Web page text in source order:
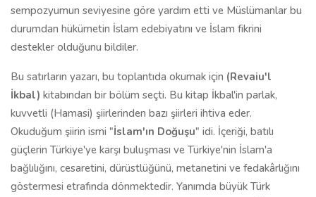
sempozyumun seviyesine göre yardım etti ve Müslümanlar bu
durumdan hükümetin İslam edebiyatını ve İslam fikrini
destekler olduğunu bildiler.
Bu satırların yazarı, bu toplantıda okumak için (Revaiu'l
İkbal) kitabından bir bölüm seçti. Bu kitap İkbal'in parlak,
kuvvetli (Hamasi) şiirlerinden bazı şiirleri ihtiva eder.
Okuduğum şiirin ismi "İslam'ın Doğuşu" idi. İçeriği, batılı
güçlerin Türkiye'ye karşı buluşması ve Türkiye'nin İslam'a
bağlılığını, cesaretini, dürüstlüğünü, metanetini ve fedakârlığını
göstermesi etrafında dönmektedir. Yanımda büyük Türk